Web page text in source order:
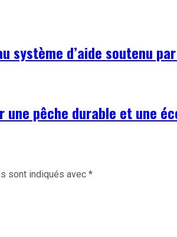
système d’aide soutenu
une pêche durable et une
sont indiqués avec *